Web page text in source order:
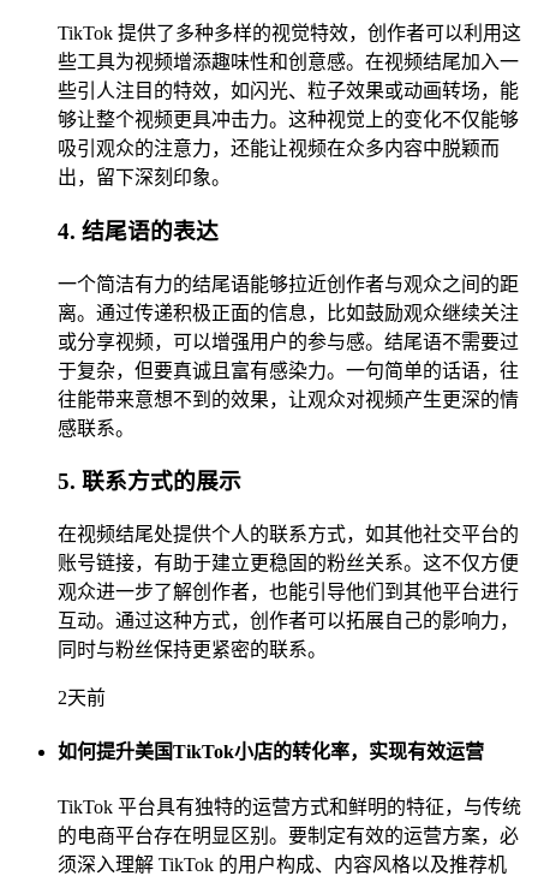
TikTok 提供了多种多样的视觉特效，创作者可以利用这
些工具为视频增添趣味性和创意感。在视频结尾加入一
些引人注目的特效，如闪光、粒子效果或动画转场，能
够让整个视频更具冲击力。这种视觉上的变化不仅能够
吸引观众的注意力，还能让视频在众多内容中脱颖而
出，留下深刻印象。
4. 结尾语的表达
一个简洁有力的结尾语能够拉近创作者与观众之间的距
离。通过传递积极正面的信息，比如鼓励观众继续关注
或分享视频，可以增强用户的参与感。结尾语不需要过
于复杂，但要真诚且富有感染力。一句简单的话语，往
往能带来意想不到的效果，让观众对视频产生更深的情
感联系。
5. 联系方式的展示
在视频结尾处提供个人的联系方式，如其他社交平台的
账号链接，有助于建立更稳固的粉丝关系。这不仅方便
观众进一步了解创作者，也能引导他们到其他平台进行
互动。通过这种方式，创作者可以拓展自己的影响力，
同时与粉丝保持更紧密的联系。
2天前
如何提升美国TikTok小店的转化率，实现有效运营
TikTok 平台具有独特的运营方式和鲜明的特征，与传统
的电商平台存在明显区别。要制定有效的运营方案，必
须深入理解 TikTok 的用户构成、内容风格以及推荐机